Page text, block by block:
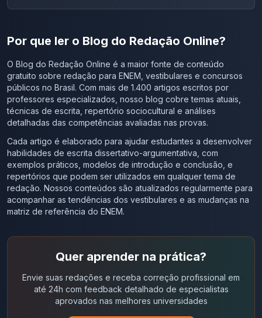
Por que ler o Blog do Redação Online?
O Blog do Redação Online é a maior fonte de conteúdo
gratuito sobre redação para ENEM, vestibulares e concursos
públicos no Brasil. Com mais de 1.400 artigos escritos por
professores especializados, nosso blog cobre temas atuais,
técnicas de escrita, repertório sociocultural e análises
detalhadas das competências avaliadas nas provas.
Cada artigo é elaborado para ajudar estudantes a desenvolver
habilidades de escrita dissertativo-argumentativa, com
exemplos práticos, modelos de introdução e conclusão, e
repertórios que podem ser utilizados em qualquer tema de
redação. Nossos conteúdos são atualizados regularmente para
acompanhar as tendências dos vestibulares e as mudanças na
matriz de referência do ENEM.
Quer aprender na prática?
Envie suas redações e receba correção profissional em
até 24h com feedback detalhado de especialistas
aprovados nas melhores universidades